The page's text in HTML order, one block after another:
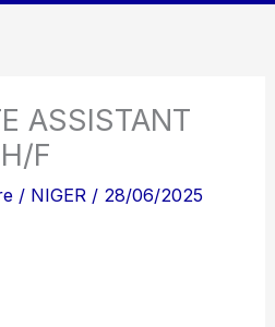
ASSISTANT
F
/ NIGER / 28/06/2025